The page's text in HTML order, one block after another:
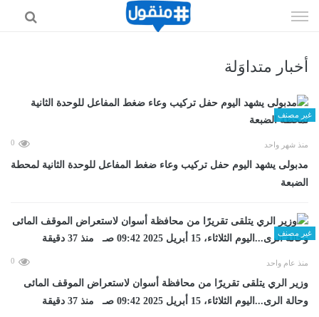
الى
أخبار متداوَلة
غير مصنف
منذ شهر واحد 0
مدبولى يشهد اليوم حفل تركيب وعاء ضغط المفاعل للوحدة الثانية لمحطة
الضبعة
غير مصنف
منذ عام واحد 0
وزير الري يتلقى تقريرًا من محافظة أسوان لاستعراض الموقف المائى
وحالة الرى...اليوم الثلاثاء، 15 أبريل 2025 09:42 صـ منذ 37 دقيقة